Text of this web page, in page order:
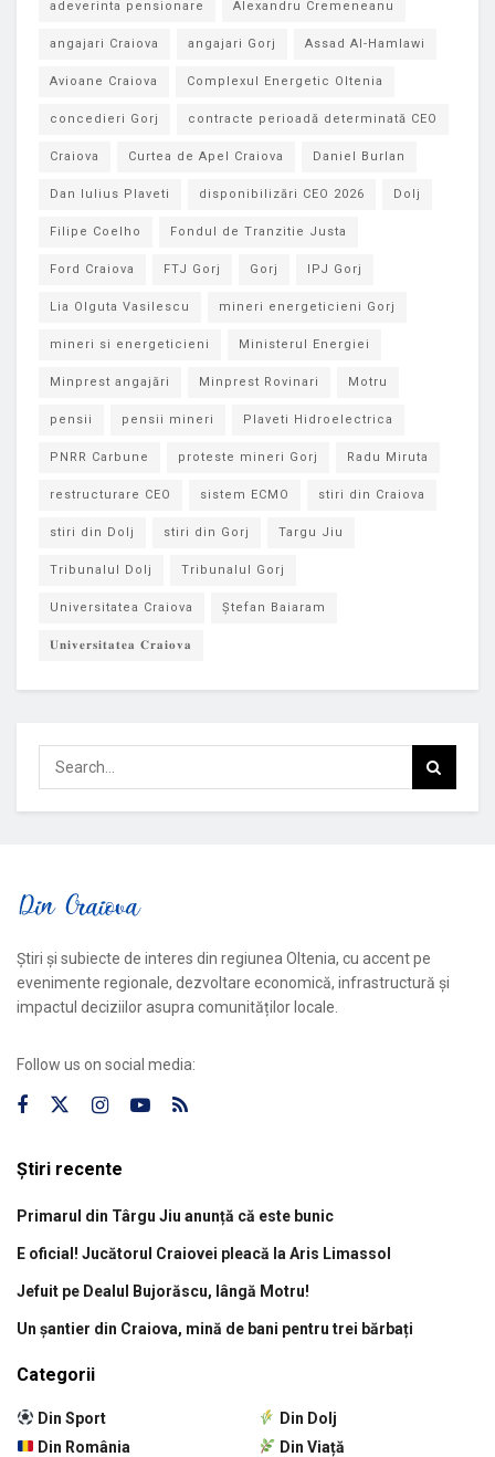
adeverinta pensionare Alexandru Cremeneanu
angajari Craiova angajari Gorj Assad Al-Hamlawi
Avioane Craiova Complexul Energetic Oltenia
concedieri Gorj contracte perioadă determinată CEO
Craiova Curtea de Apel Craiova Daniel Burlan
Dan Iulius Plaveti disponibilizări CEO 2026 Dolj
Filipe Coelho Fondul de Tranzitie Justa
Ford Craiova FTJ Gorj Gorj IPJ Gorj
Lia Olguta Vasilescu mineri energeticieni Gorj
mineri si energeticieni Ministerul Energiei
Minprest angajări Minprest Rovinari Motru
pensii pensii mineri Plaveti Hidroelectrica
PNRR Carbune proteste mineri Gorj Radu Miruta
restructurare CEO sistem ECMO stiri din Craiova
stiri din Dolj stiri din Gorj Targu Jiu
Tribunalul Dolj Tribunalul Gorj
Universitatea Craiova Ștefan Baiaram
𝐔𝐧𝐢𝐯𝐞𝐫𝐬𝐢𝐭𝐚𝐭𝐞𝐚 𝐂𝐫𝐚𝐢𝐨𝐯𝐚
Știri și subiecte de interes din regiunea Oltenia, cu accent pe
evenimente regionale, dezvoltare economică, infrastructură și
impactul deciziilor asupra comunităților locale.
Follow us on social media:
Știri recente
Primarul din Târgu Jiu anunță că este bunic
E oficial! Jucătorul Craiovei pleacă la Aris Limassol
Jefuit pe Dealul Bujorăscu, lângă Motru!
Un șantier din Craiova, mină de bani pentru trei bărbați
Categorii
Din Sport
Din România
Din Dolj
Din Viață